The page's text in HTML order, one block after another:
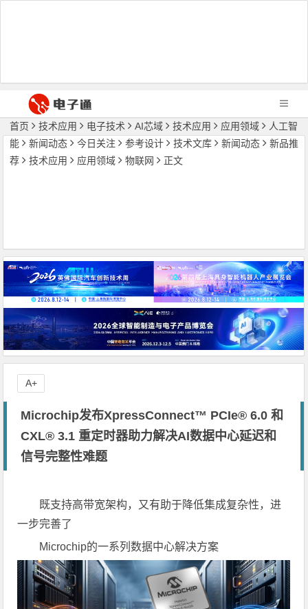
首页 技术应用 电子技术 AI芯域 技术应用 应用领域
人工智
能
新闻动态 今日关注 参考设计 技术文库 新闻动态
新品推
荐
技术应用 应用领域 物联网 正文
Microchip发布XpressConnect™ PCIe® 6.0 和
CXL® 3.1 重定时器助力解决AI数据中心延迟和
信号完整性难题
既支持高带宽架构，又有助于降低集成复杂性，进
一步完善了
Microchip的一系列数据中心解决方案
A+